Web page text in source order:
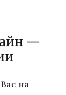
—
на